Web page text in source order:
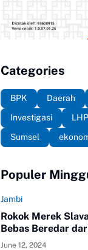
Categories
BPK Daerah
Investigasi
LHP
Sumsel
Populer
Jambi
Rokok Merek
Bebas Beredar
June 12, 2024